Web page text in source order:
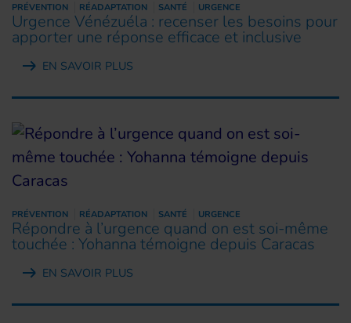
PRÉVENTION RÉADAPTATION SANTÉ URGENCE
Urgence Vénézuéla : recenser les besoins pour
apporter une réponse efficace et inclusive
EN SAVOIR PLUS
PRÉVENTION RÉADAPTATION SANTÉ URGENCE
Répondre à l’urgence quand on est soi-même
touchée : Yohanna témoigne depuis Caracas
EN SAVOIR PLUS